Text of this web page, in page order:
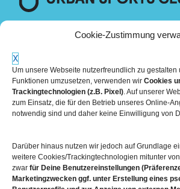
Cookie-Zustimmung
X
Um unsere Webseite nutzerfreundlich zu gestalten
Funktionen umzusetzen, verwenden wir Cookies
Trackingtechnologien (z.B. Pixel). Auf unserer
zum Einsatz, die für den Betrieb unseres Online-
notwendig sind und daher keine Einwilligung von
Darüber hinaus nutzen wir jedoch auf Grundlage
weitere Cookies/Trackingtechnologien mitunter
zwar für Deine Benutzereinstellungen
Marketingzwecken ggf. unter Erstellung eines
Mehr über die Boulderwelt
Unsere Hallen im Überblick